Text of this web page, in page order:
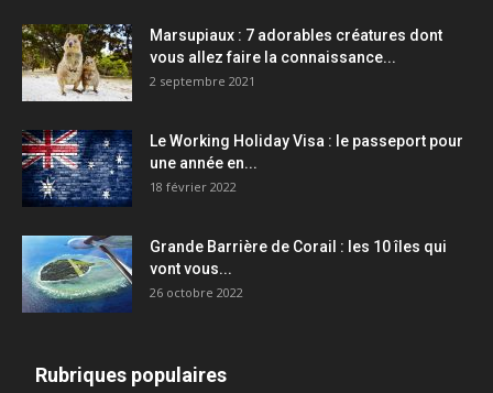
Marsupiaux : 7 adorables créatures dont
vous allez faire la connaissance...
2 septembre 2021
Le Working Holiday Visa : le passeport pour
une année en...
18 février 2022
Grande Barrière de Corail : les 10 îles qui
vont vous...
26 octobre 2022
Rubriques populaires